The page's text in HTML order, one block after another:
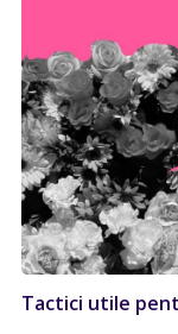
Tactici utile